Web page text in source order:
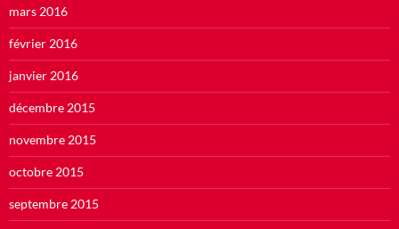
mars 2016
février 2016
janvier 2016
décembre 2015
novembre 2015
octobre 2015
septembre 2015